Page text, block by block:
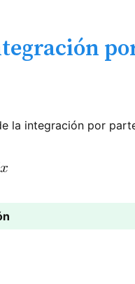
la integración por